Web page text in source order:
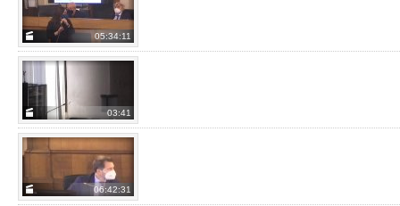
Seduta del 20/04/22
05:34:11
SEDUTA DEL 12/04/22
Seduta del 12/04/22
03:41
SEDUTA DEL 11/04/22
Seduta del 11/04/22
06:42:31